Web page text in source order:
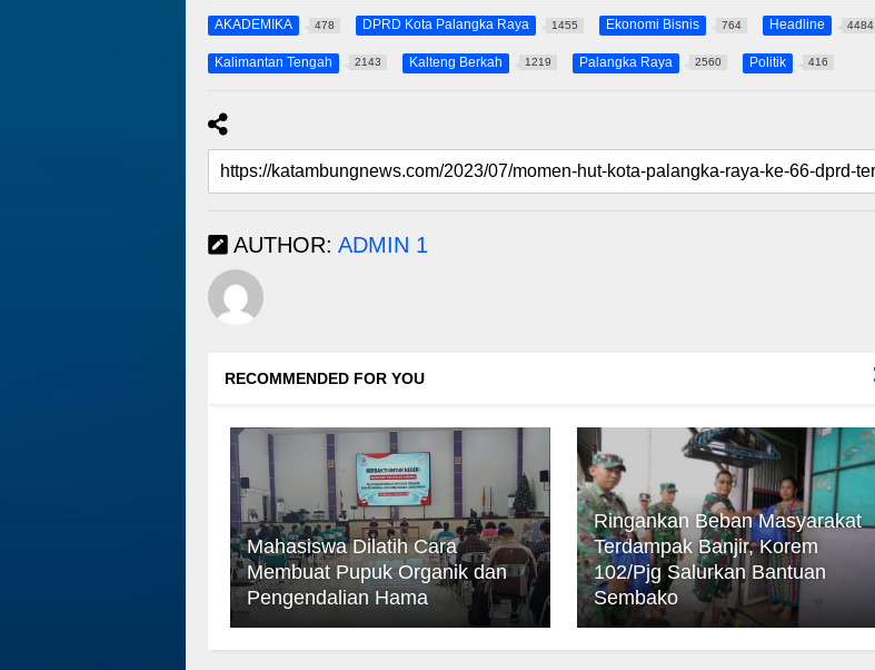
AKADEMIKA 478 DPRD Kota Palangka Raya 1455 Ekonomi Bisnis 764 Headline 4484
Kalimantan Tengah 2143 Kalteng Berkah 1219 Palangka Raya 2560 Politik 416
AUTHOR: ADMIN 1
RECOMMENDED FOR YOU
Mahasiswa Dilatih Cara
Membuat Pupuk Organik dan
Pengendalian Hama
Ringankan Beban Masyarakat
Terdampak Banjir, Korem
102/Pjg Salurkan Bantuan
Sembako